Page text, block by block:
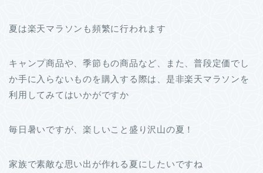
夏は楽天マラソンも頻繁に行われます
キャンプ商品や、季節もの商品など、また、普段定価でし
か手に入らないものを購入する際は、是非楽天マラソンを
利用してみてはいかがですか
毎日暑いですが、楽しいこと盛り沢山の夏！
家族で素敵な思い出が作れる夏にしたいですね